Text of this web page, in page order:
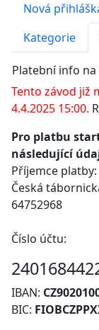
Nová
Kategorie
Platební info na
Tento závod již
4.4.2025 15:00.
Pro platbu
následující
Příjemce platby:
Česká
64752968
Číslo účtu:
IBAN:
BIC: